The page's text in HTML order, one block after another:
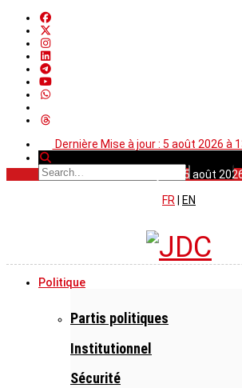
Dernière Mise à jour : 5 août 2026 à
Dernière Mise à jour : 5 août
FR
EN
Politique
Partis politiques
Institutionnel
Sécurité